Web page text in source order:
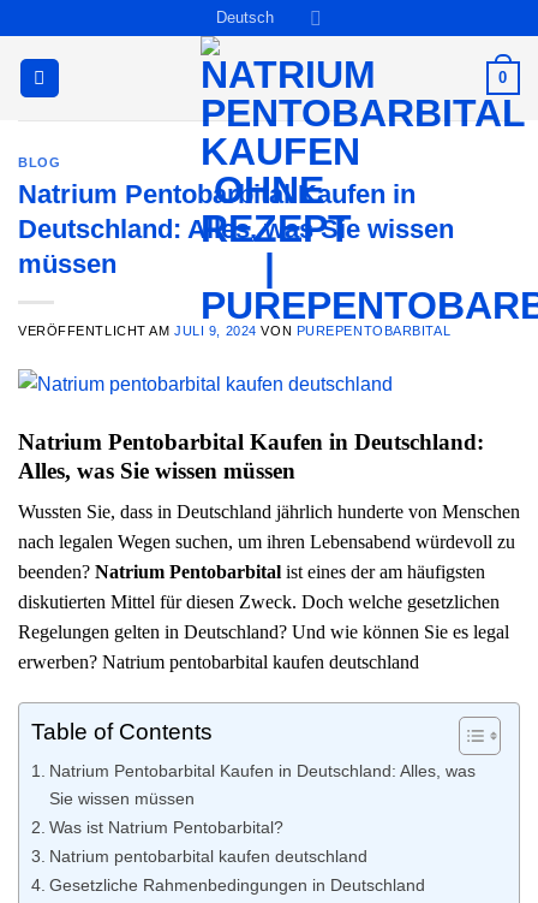
springen
Deutsch
0
BLOG
Natrium Pentobarbital Kaufen in
Deutschland: Alles, was Sie wissen
müssen
VERÖFFENTLICHT AMJULI 9, 2024 VON PUREPENTOBARBITAL
Natrium Pentobarbital Kaufen in Deutschland:
Alles, was Sie wissen müssen
Wussten Sie, dass in Deutschland jährlich hunderte von Menschen
nach legalen Wegen suchen, um ihren Lebensabend würdevoll zu
beenden? Natrium Pentobarbital ist eines der am häufigsten
diskutierten Mittel für diesen Zweck. Doch welche gesetzlichen
Regelungen gelten in Deutschland? Und wie können Sie es legal
erwerben? Natrium pentobarbital kaufen deutschland
Table of Contents
Natrium Pentobarbital Kaufen in Deutschland: Alles, was
Sie wissen müssen
Was ist Natrium Pentobarbital?
Natrium pentobarbital kaufen deutschland
Gesetzliche Rahmenbedingungen in Deutschland